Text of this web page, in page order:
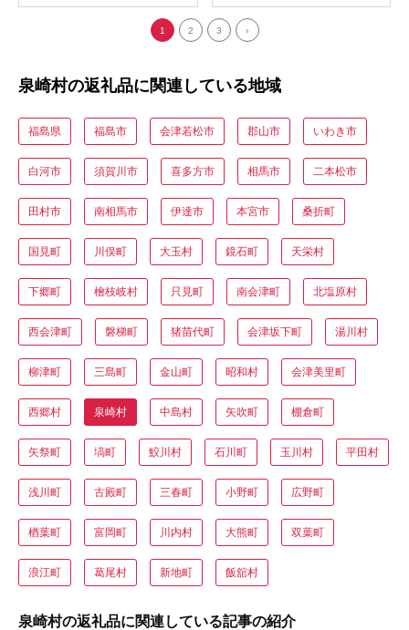
1 2 3 ›
泉崎村の返礼品に関連している地域
福島県 福島市 会津若松市 郡山市 いわき市
白河市 須賀川市 喜多方市 相馬市 二本松市
田村市 南相馬市 伊達市 本宮市 桑折町
国見町 川俣町 大玉村 鏡石町 天栄村
下郷町 檜枝岐村 只見町 南会津町 北塩原村
西会津町 磐梯町 猪苗代町 会津坂下町 湯川村
柳津町 三島町 金山町 昭和村 会津美里町
西郷村 泉崎村 中島村 矢吹町 棚倉町
矢祭町 塙町 鮫川村 石川町 玉川村 平田村
浅川町 古殿町 三春町 小野町 広野町
楢葉町 富岡町 川内村 大熊町 双葉町
浪江町 葛尾村 新地町 飯舘村
泉崎村の返礼品に関連している記事の紹介